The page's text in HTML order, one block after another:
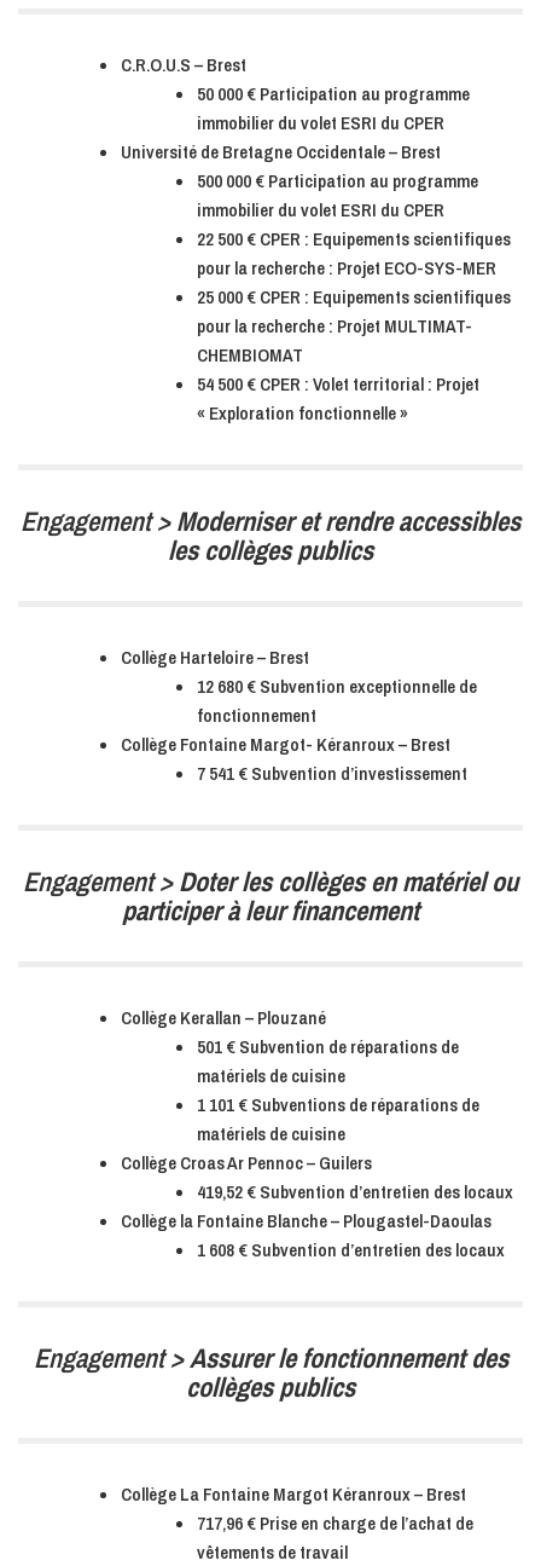
C.R.O.U.S – Brest
50 000 € Participation au programme
immobilier du volet ESRI du CPER
Université de Bretagne Occidentale – Brest
500 000 € Participation au programme
immobilier du volet ESRI du CPER
22 500 € CPER : Equipements scientifiques
pour la recherche : Projet ECO-SYS-MER
25 000 € CPER : Equipements scientifiques
pour la recherche : Projet MULTIMAT-
CHEMBIOMAT
54 500 € CPER : Volet territorial : Projet
« Exploration fonctionnelle »
Engagement >Moderniser et rendre accessibles
les collèges publics
Collège Harteloire – Brest
12 680 € Subvention exceptionnelle de
fonctionnement
Collège Fontaine Margot- Kéranroux – Brest
7 541 € Subvention d’investissement
Engagement >Doter les collèges en matériel ou
participer à leur financement
Collège Kerallan – Plouzané
501 € Subvention de réparations de
matériels de cuisine
1 101 € Subventions de réparations de
matériels de cuisine
Collège Croas Ar Pennoc – Guilers
419,52 € Subvention d’entretien des locaux
Collège la Fontaine Blanche – Plougastel-Daoulas
1 608 € Subvention d’entretien des locaux
Engagement >Assurer le fonctionnement des
collèges publics
Collège La Fontaine Margot Kéranroux – Brest
717,96 € Prise en charge de l’achat de
vêtements de travail